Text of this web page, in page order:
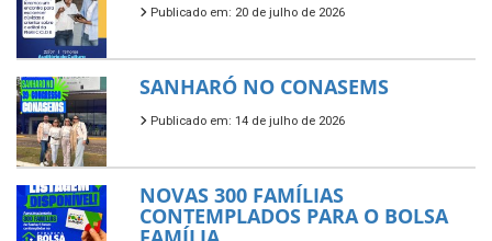
Publicado em: 20 de julho de 2026
SANHARÓ NO CONASEMS
Publicado em: 14 de julho de 2026
NOVAS 300 FAMÍLIAS
CONTEMPLADOS PARA O BOLSA